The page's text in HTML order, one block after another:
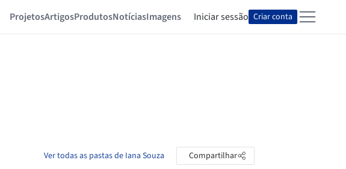
ProjetosArtigosProdutosNotíciasImagens Iniciar sessão Criar conta
Ver todas as pastas de Iana Souza Compartilhar